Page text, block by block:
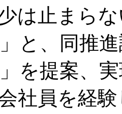
は止まら
と、同推
を提案、
社員を経